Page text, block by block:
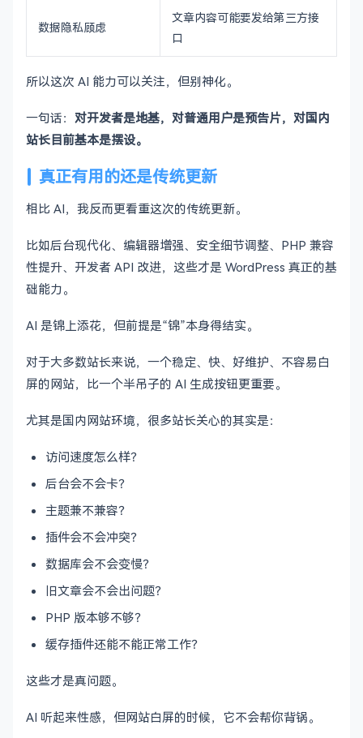
数据隐私顾虑
文章内容可能要发给第三方接
口
所以这次 AI 能力可以关注，但别神化。
一句话： 对开发者是地基，对普通用户是预告片，对国内
站长目前基本是摆设。
真正有用的还是传统更新
相比 AI，我反而更看重这次的传统更新。
比如后台现代化、编辑器增强、安全细节调整、PHP 兼容
性提升、开发者 API 改进，这些才是 WordPress 真正的基
础能力。
AI 是锦上添花，但前提是“锦”本身得结实。
对于大多数站长来说，一个稳定、快、好维护、不容易白
屏的网站，比一个半吊子的 AI 生成按钮更重要。
尤其是国内网站环境，很多站长关心的其实是：
访问速度怎么样？
后台会不会卡？
主题兼不兼容？
插件会不会冲突？
数据库会不会变慢？
旧文章会不会出问题？
PHP 版本够不够？
缓存插件还能不能正常工作？
这些才是真问题。
AI 听起来性感，但网站白屏的时候，它不会帮你背锅。